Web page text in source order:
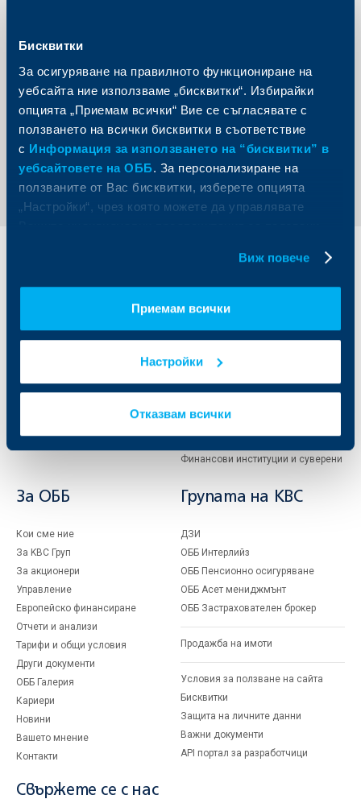
Бисквитки
За осигуряване на правилното функциониране на
уебсайта ние използваме „бисквитки“. Избирайки
опцията „Приемам всички“ Вие се съгласявате с
ползването на всички бисквитки в съответствие
с Информация за използването на “бисквитки” в
уебсайтовете на ОББ. За персонализиране на
ползваните от Вас бисквитки, изберете опцията
„Настройки“, чрез която можете да управлявате
Виж повече
Приемам всички
Настройки
Отказвам всички
обучават в редовна форма за придобиване на
доктор в някое от акредитираните висши училища в
България. Трябва да са до 35 годишни, да нямат
придобита същата образователна степен и да не са
прекъснали обучението си.
Обратно към всички новини
Сметки и плащания
Кредитиране
Управление на парични средства
ПОС терминали
Факторинг
Финансови институции и суверени
За ОББ
Кои сме ние
За KBC Груп
За акционери
Управление
Европейско финансиране
Отчети и анализи
Тарифи и общи условия
Други документи
ОББ Галерия
Кариери
Новини
Вашето мнение
Контакти
Групата на KBC
ДЗИ
ОББ Интерлийз
ОББ Пенсионно осигуряване
ОББ Асет мениджмънт
ОББ Застрахователен брокер
Продажба на имоти
Условия за ползване на сайта
Бисквитки
Защита на личните данни
Важни документи
API портал за разработчици
Свържете се с нас